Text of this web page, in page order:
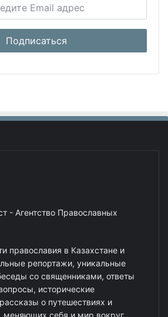
- Агентство Православных
православия в Казахстане и
репортажи, уникальные
со священниками, ответы
исторические
о путешествиях и